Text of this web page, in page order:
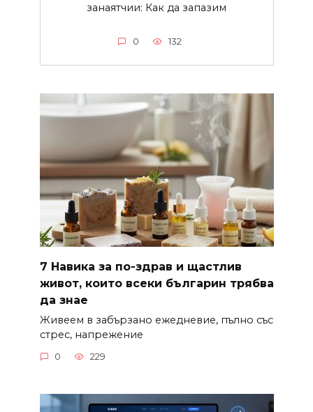
занаятчии: Как да запазим
0 132
7 Навика за по-здрав и щастлив
живот, които всеки българин трябва
да знае
Живеем в забързано ежедневие, пълно със
стрес, напрежение
0 229